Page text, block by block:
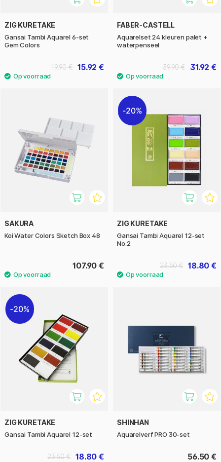
ZIG KURETAKE
Gansai Tambi Aquarel 6-set
Gem Colors
15.92 €
19.90 €
FABER-CASTELL
Aquarelset 24 kleuren palet +
waterpenseel
31.92 €
39.90 €
SAKURA
Koi Water Colors Sketch Box 48
107.90 €
20%
ZIG KURETAKE
Gansai Tambi Aquarel 12-set
No.2
18.80 €
23.50 €
20%
ZIG KURETAKE
Gansai Tambi Aquarel 12-set
18.80 €
23.50 €
SHINHAN
Aquarelverf PRO 30-set
56.50 €